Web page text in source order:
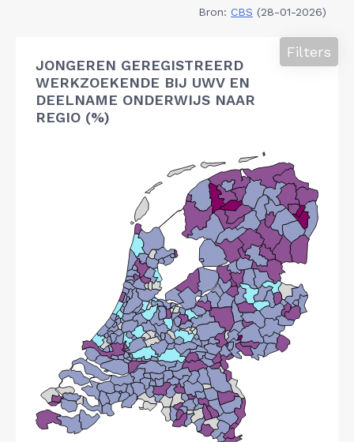
Bron: CBS (28-01-2026)
JONGEREN GEREGISTREERD
WERKZOEKENDE BIJ UWV EN
DEELNAME ONDERWIJS NAAR
REGIO (%)
Filters